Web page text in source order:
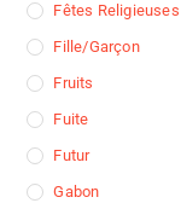
Fêtes Religieuses
Fille/garçon
Fruits
Fuite
Futur
Gabon